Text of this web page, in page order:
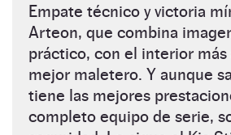
Empate técnico y victoria
Arteon, que combina
práctico, con el interior más
mejor maletero. Y aunque
tiene las mejores
completo equipo de serie,